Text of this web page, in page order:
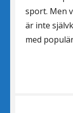
sport. Men
är inte
med